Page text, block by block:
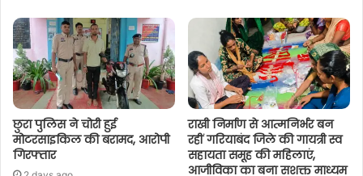
छुरा पुलिस ने चोरी हुई
मोटरसाइकिल की बरामद, आरोपी
गिरफ्तार
राखी निर्माण से आत्मनिर्भर बन
रहीं गरियाबंद जिले की गायत्री स्व
सहायता समूह की महिलाएं,
आजीविका का बना सशक्त माध्यम